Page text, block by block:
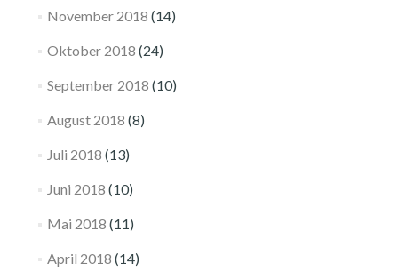
November 2018 (14)
Oktober 2018 (24)
September 2018 (10)
August 2018 (8)
Juli 2018 (13)
Juni 2018 (10)
Mai 2018 (11)
April 2018 (14)